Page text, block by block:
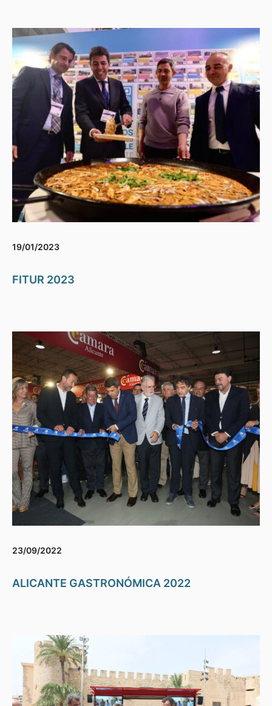
19/01/2023
FITUR 2023
23/09/2022
ALICANTE GASTRONÓMICA 2022